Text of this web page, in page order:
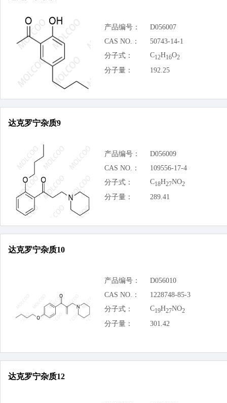
产品编号：
D056007
CAS NO.：
50743-14-1
分子式：
C12H16O2
分子量： 192.25
达克罗宁杂质9
产品编号：
D056009
CAS NO.：
109556-17-4
分子式：
C18H27NO2
分子量： 289.41
达克罗宁杂质10
产品编号：
D056010
CAS NO.：
1228748-85-3
分子式：
C19H27NO2
分子量： 301.42
达克罗宁杂质12